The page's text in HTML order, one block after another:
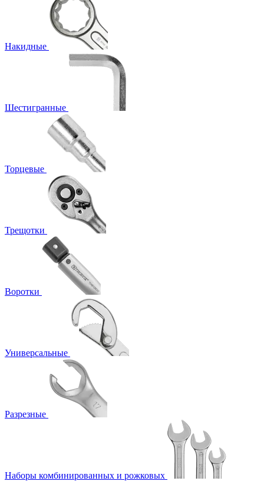
Накидные
Шестигранные
Торцевые
Трещотки
Воротки
Универсальные
Разрезные
Наборы комбинированных и рожковых